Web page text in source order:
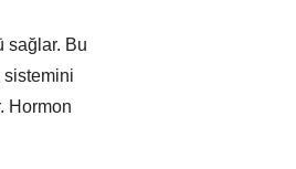
sağlar. Bu
sistemini
Hormon